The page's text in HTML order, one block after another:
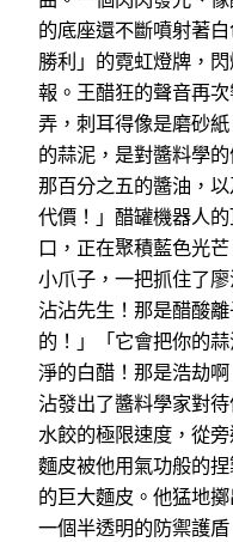
的底座還不斷噴射著
勝利」的霓虹燈牌，
報。王醋狂的聲音再
弄，刺耳得像是磨砂
的蒜泥，是對醬料學
那百分之五的醬油，
代價！」醋罐機器人
口，正在聚積藍色光
小爪子，一把抓住了
沾沾先生！那是醋酸
的！」「它會把你的
淨的白醋！那是浩劫
沾發出了醬料學家對
水餃的極限速度，從
麵皮被他用氣功般的
的巨大麵皮。他猛地
一個半透明的防禦護